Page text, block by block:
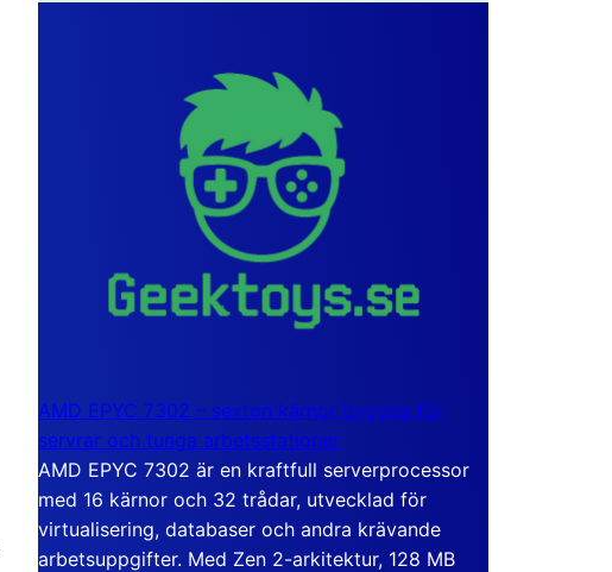
AMD EPYC 7302 – sexton kärnor byggda för
servrar och tunga arbetsstationer
AMD EPYC 7302 är en kraftfull serverprocessor
med 16 kärnor och 32 trådar, utvecklad för
virtualisering, databaser och andra krävande
arbetsuppgifter. Med Zen 2-arkitektur, 128 MB